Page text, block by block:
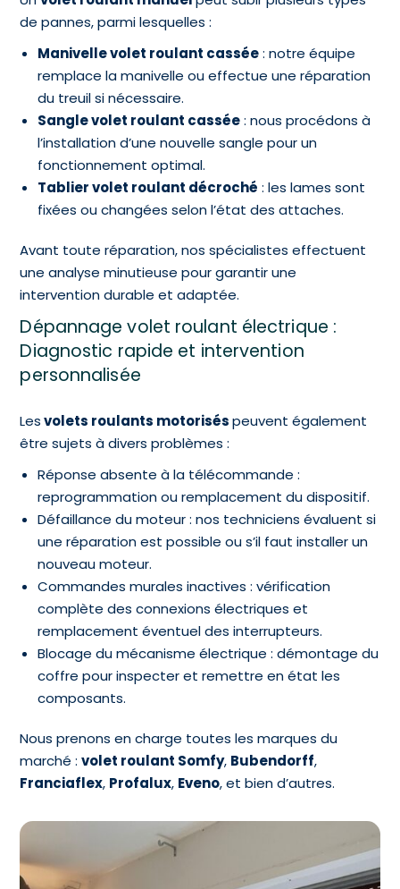
de pannes, parmi lesquelles :
Manivelle volet roulant cassée: notre équipe
remplace la manivelle ou effectue une réparation
du treuil si nécessaire.
Sangle volet roulant cassée: nous procédons à
l’installation d’une nouvelle sangle pour un
fonctionnement optimal.
Tablier volet roulant décroché : les lames sont
fixées ou changées selon l’état des attaches.
Avant toute réparation, nos spécialistes effectuent
une analyse minutieuse pour garantir une
intervention durable et adaptée.
Dépannage volet roulant électrique :
Diagnostic rapide et intervention
personnalisée
Lesvolets roulants motoriséspeuvent également
être sujets à divers problèmes :
Réponse absente à la télécommande :
reprogrammation ou remplacement du dispositif.
Défaillance du moteur : nos techniciens évaluent si
une réparation est possible ou s’il faut installer un
nouveau moteur.
Commandes murales inactives : vérification
complète des connexions électriques et
remplacement éventuel des interrupteurs.
Blocage du mécanisme électrique : démontage du
coffre pour inspecter et remettre en état les
composants.
Nous prenons en charge toutes les marques du
marché :volet roulant Somfy, Bubendorff,
Franciaflex, Profalux, Eveno, et bien d’autres.